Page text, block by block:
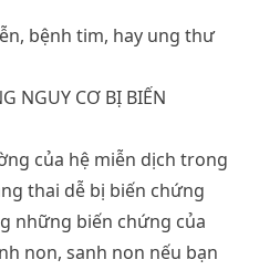
bệnh tim, hay ung thư
NGUY CƠ BỊ BIẾN
của hệ miễn dịch trong
thai dễ bị biến chứng
những biến chứng của
non, sanh non nếu bạn